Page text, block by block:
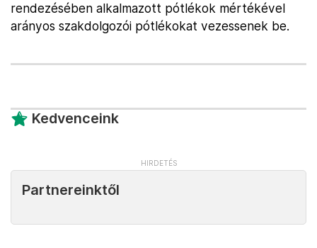
rendezésében alkalmazott pótlékok mértékével
arányos szakdolgozói pótlékokat vezessenek be.
Kedvenceink
Partnereinktől